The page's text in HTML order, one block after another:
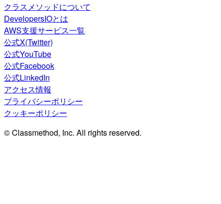
クラスメソッドについて
DevelopersIOとは
AWS支援サービス一覧
公式X(Twitter)
公式YouTube
公式Facebook
公式LinkedIn
アクセス情報
プライバシーポリシー
クッキーポリシー
© Classmethod, Inc. All rights reserved.